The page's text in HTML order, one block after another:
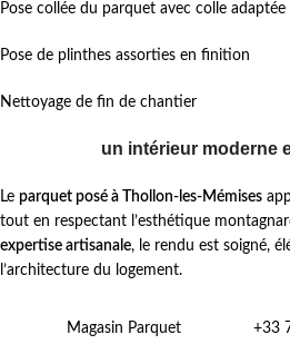
Pose collée du parquet avec colle adaptée
Pose de plinthes assorties en finition
Nettoyage de fin de chantier
un intérieur moderne
Le parquet posé à Thollon-les-Mémises
tout en respectant l’esthétique
expertise artisanale, le rendu est soigné,
l’architecture du logement.
Magasin Parquet +33